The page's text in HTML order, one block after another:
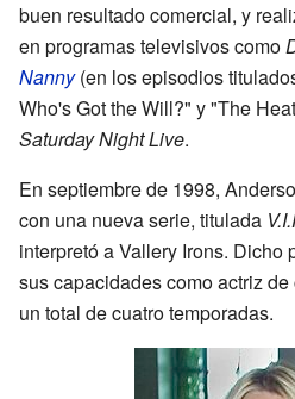
buen resultado comercial, y
en programas televisivos como
Nanny(en los episodios
Who's Got the Will?" y "The
Saturday Night Live.
En septiembre de 1998,
con una nueva serie, titulada
interpretó a Vallery Irons. Dicho
sus capacidades como actriz
un total de cuatro temporadas.